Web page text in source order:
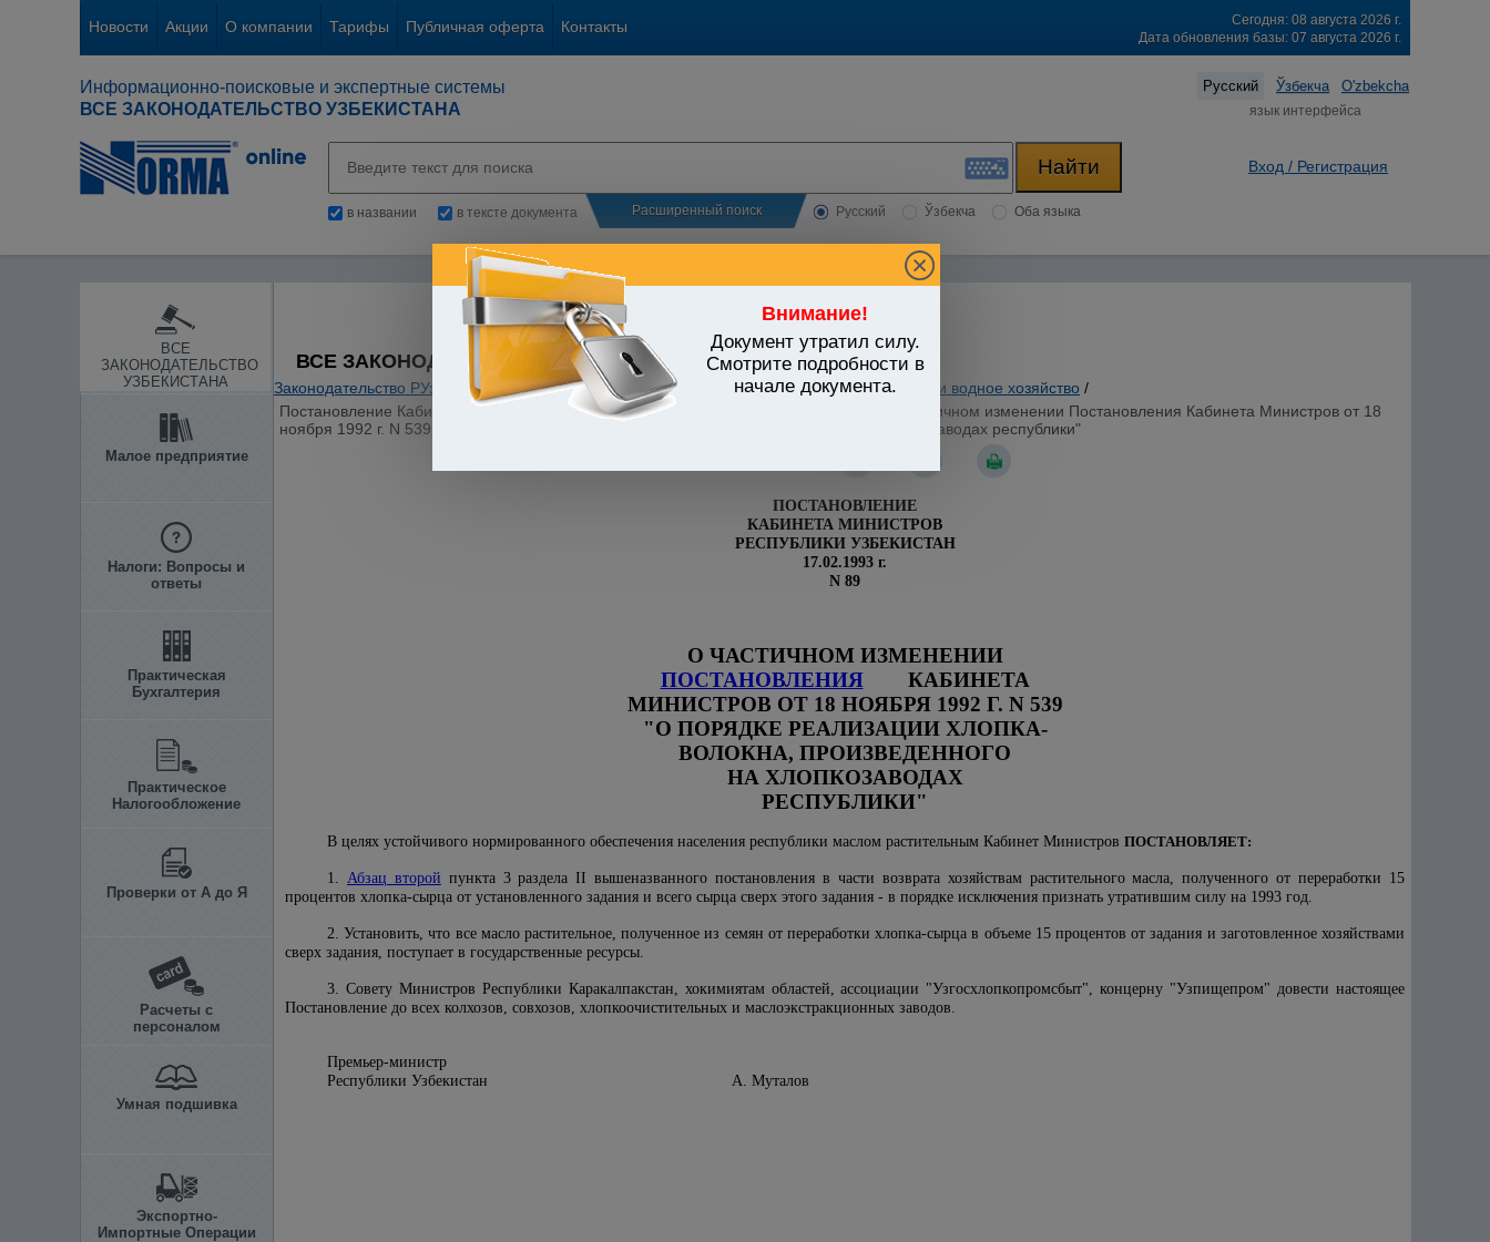
Новости Акции О компании Тарифы Публичная оферта Контакты
Сегодня: 08 августа 2026 г.
Дата обновления базы: 07 августа 2026 г.
Информационно-поисковые и экспертные системы
ВСЕ ЗАКОНОДАТЕЛЬСТВО УЗБЕКИСТАНА
Русский Ўзбекча O'zbekcha
язык интерфейса
в названии в тексте документа Расширенный поиск Русский Ўзбекча Оба языка
Вход / Регистрация
ВСЕ
ЗАКОНОДАТЕЛЬСТВО
УЗБЕКИСТАНА
Малое предприятие
Налоги: Вопросы и
ответы
Практическая
Бухгалтерия
Практическое
Налогообложение
Проверки от А до Я
Расчеты с
персоналом
Умная подшивка
Экспортно-
Импортные Операции
Внимание!
Документ утратил силу.
Смотрите подробности в
начале документа.
ВСЕ ЗАКОНОДАТЕЛЬСТВО УЗБЕКИСТАНА
Законодательство РУз Отдельные отрасли экономики Утратившие силу акты / Сельское и водное хозяйство /
Постановление Кабинета Министров Республики Узбекистан от 17.02.1993 г. N 89 "О частичном изменении Постановления Кабинета Министров от 18
ноября 1992 г. N 539 "О порядке реализации хлопка-волокна, произведенного на хлопкозаводах республики"
ПОСТАНОВЛЕНИЕ
КАБИНЕТА МИНИСТРОВ
РЕСПУБЛИКИ УЗБЕКИСТАН
17.02.1993 г.
N 89
О ЧАСТИЧНОМ ИЗМЕНЕНИИ
ПОСТАНОВЛЕНИЯКАБИНЕТА
МИНИСТРОВ ОТ 18 НОЯБРЯ 1992 Г. N 539
"О ПОРЯДКЕ РЕАЛИЗАЦИИ ХЛОПКА-
ВОЛОКНА, ПРОИЗВЕДЕННОГО
НА ХЛОПКОЗАВОДАХ
РЕСПУБЛИКИ"
В целях устойчивого нормированного обеспечения населения республики маслом растительным Кабинет Министров ПОСТАНОВЛЯЕТ:
1. Абзац второй пункта 3 раздела II вышеназванного постановления в части возврата хозяйствам растительного масла, полученного от переработки 15
процентов хлопка-сырца от установленного задания и всего сырца сверх этого задания - в порядке исключения признать утратившим силу на 1993 год.
2. Установить, что все масло растительное, полученное из семян от переработки хлопка-сырца в объеме 15 процентов от задания и заготовленное хозяйствами
сверх задания, поступает в государственные ресурсы.
3. Совету Министров Республики Каракалпакстан, хокимиятам областей, ассоциации "Узгосхлопкопромсбыт", концерну "Узпищепром" довести настоящее
Постановление до всех колхозов, совхозов, хлопкоочистительных и маслоэкстракционных заводов.
Премьер-министр
Республики Узбекистан А. Муталов